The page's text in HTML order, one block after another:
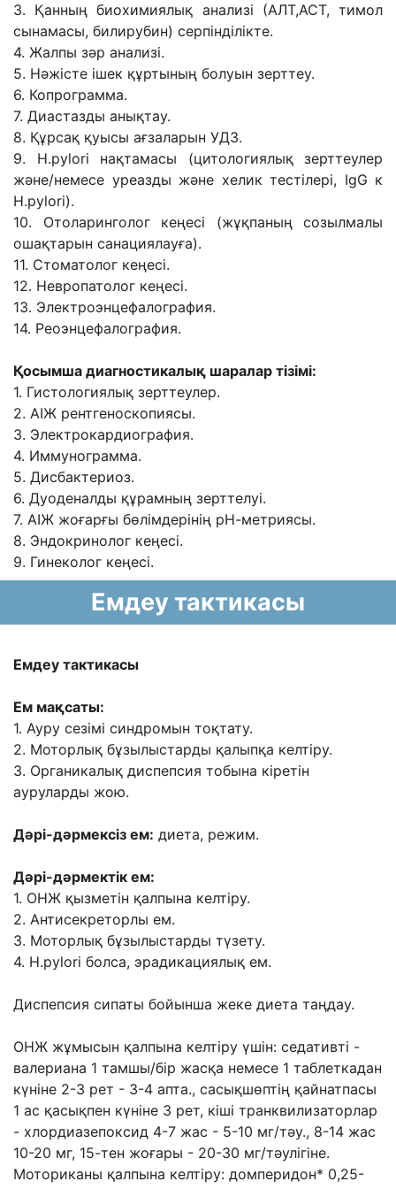
3. Қанның биохимиялық анализі (АЛТ,АСТ, тимол
сынамасы, билирубин) серпінділікте.
4. Жалпы зəр анализі.
5. Нəжісте ішек құртының болуын зерттеу.
6. Копрограмма.
7. Диастазды анықтау.
8. Құрсақ қуысы ағзаларын УДЗ.
9. Н.pylori нақтамасы (цитологиялық зерттеулер
жəне/немесе уреазды жəне хелик тестілері, IgG к
Н.pylori).
10. Отоларинголог кеңесі (жұқпаның созылмалы
ошақтарын санациялауға).
11. Стоматолог кеңесі.
12. Невропатолог кеңесі.
13. Электроэнцефалография.
14. Реоэнцефалография.
Қосымша диагностикалық шаралар тізімі:
1. Гистологиялық зерттеулер.
2. АІЖ рентгеноскопиясы.
3. Электрокардиография.
4. Иммунограмма.
5. Дисбактериоз.
6. Дуоденалды құрамның зерттелуі.
7. АІЖ жоғарғы бөлімдерінің рН-метриясы.
8. Эндокринолог кеңесі.
9. Гинеколог кеңесі.
Емдеу тактикасы
Емдеу тактикасы
Ем мақсаты:
1. Ауру сезімі синдромын тоқтату.
2. Моторлық бұзылыстарды қалыпқа келтіру.
3. Органикалық диспепсия тобына кіретін
ауруларды жою.
Дəрі-дəрмексіз ем: диета, режим.
Дəрі-дəрмектік ем:
1. ОНЖ қызметін қалпына келтіру.
2. Антисекреторлы ем.
3. Моторлық бұзылыстарды түзету.
4. H.pylori болса, эрадикациялық ем.
Диспепсия сипаты бойынша жеке диета таңдау.
ОНЖ жұмысын қалпына келтіру үшін: седативті -
валериана 1 тамшы/бір жасқа немесе 1 таблеткадан
күніне 2-3 рет - 3-4 апта., сасықшөптің қайнатпасы
1 ас қасықпен күніне 3 рет, кіші транквилизаторлар
- хлордиазепоксид 4-7 жас - 5-10 мг/тəу., 8-14 жас
10-20 мг, 15-тен жоғары - 20-30 мг/тəулігіне.
Моториканы қалпына келтіру: домперидон* 0,25-